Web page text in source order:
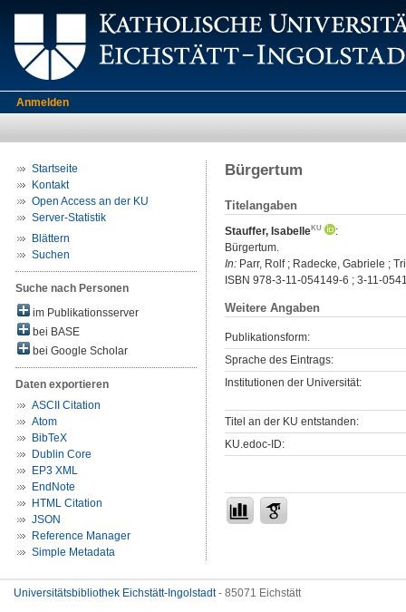
Anmelden
Startseite
Kontakt
Open Access an der KU
Server-Statistik
Blättern
Suchen
Suche nach Personen
im Publikationsserver
bei BASE
bei Google Scholar
Daten exportieren
ASCII Citation
Atom
BibTeX
Dublin Core
EP3 XML
EndNote
HTML Citation
JSON
Reference Manager
Simple Metadata
Bürgertum
Titelangaben
Stauffer, Isabelle
:
Bürgertum.
In: Parr, Rolf ; Radecke, Gabriele ;
ISBN 978-3-11-054149-6 ; 3-11-
Weitere Angaben
Publikationsform:
Sprache des Eintrags:
Institutionen der Universität:
Titel an der KU entstanden:
KU.edoc-ID:
Universitätsbibliothek Eichstätt-Ingolstadt- 85071 Eichstätt